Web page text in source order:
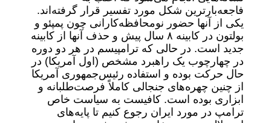
فاجعه‌بارترین شکل مورد تفسیر قرار گرفته‌اند.
یکی از آنها حضور نومحافظه‌کارانی چون پمپئو و
بولتون در کابینه ۸ سال پیش و حذف آنها از کابینه
جدید است. در حالی که ترامپیسم در هر دو دوره
در چهارچوب یک راهبرد مشخص (اول آمریکا) در
حال حرکت بوده و استفاده رئیس‌جمهوری آمریکا
از چنین چهره‌های جنجالی کاملاً فرصت‌طلبانه و
ابزاری بوده است. کافیست به سیاست خاص
ترامپ در مورد ایران رجوع کنیم تا پایه‌های